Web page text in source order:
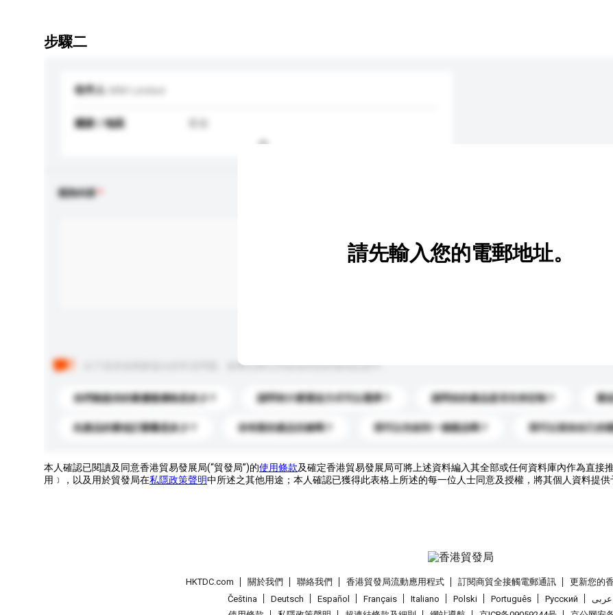
步驟二
收件人
國家 / 地區
查詢內容
以下是其他買家提出的常見問題。點擊以將它們添加到你的查詢訊息中。
你們能提供的最優惠價格是多少？ 請問有什麼運送方式可以選擇？ 請問你的產品是否支持定制？ 運
此產品的最低訂購量是多少？ 你有新的產品目錄嗎？ 我可以先收到一個樣品嗎？ 我可以添加自己的
請先輸入您的電郵地址。
本人確認已閱讀及同意香港貿易發展局(“貿發局”)的使用條款及確定香港貿易發展局可將上述資料編入其全部或任何資料庫內作為直
用﹞，以及用於貿發局在私隱政策聲明中所述之其他用途；本人確認已獲得此表格上所述的每一位人士同意及授權，將其個人資料提供
HKTDC.com 關於我們 聯絡我們 香港貿發局流動應用程式 訂閱商貿全接觸電郵通訊 更新您的
Čeština
Deutsch Español Français Italiano Polski Português Pусский عربى